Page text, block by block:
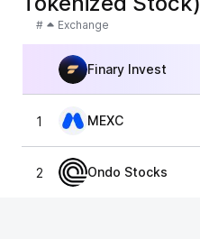
# Exchange
Finary Invest
1 MEXC
2 Ondo Stocks